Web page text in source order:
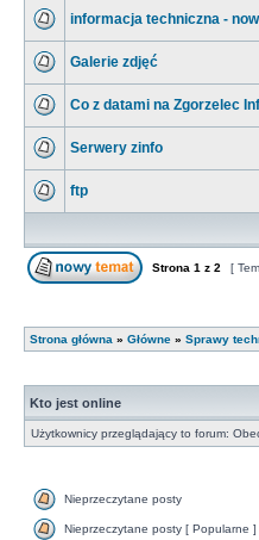
informacja techniczna -
Galerie zdjęć
Co z datami na Zgorzelec
Serwery zinfo
ftp
Strona 1 z 2 [
Strona główna » Główne » Sprawy
Kto jest online
Użytkownicy przeglądający to forum:
Nieprzeczytane posty
Nieprzeczytane posty [ Popularne ]